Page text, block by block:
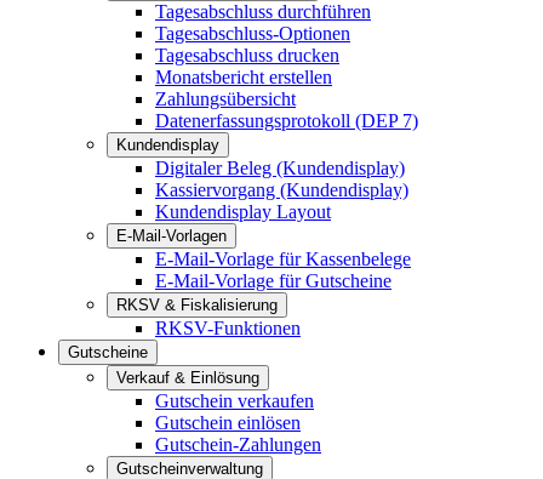
Tagesabschluss durchführen
Tagesabschluss-Optionen
Tagesabschluss drucken
Monatsbericht erstellen
Zahlungsübersicht
Datenerfassungsprotokoll (DEP 7)
Kundendisplay
Digitaler Beleg (Kundendisplay)
Kassiervorgang (Kundendisplay)
Kundendisplay Layout
E-Mail-Vorlagen
E-Mail-Vorlage für Kassenbelege
E-Mail-Vorlage für Gutscheine
RKSV & Fiskalisierung
RKSV-Funktionen
Gutscheine
Verkauf & Einlösung
Gutschein verkaufen
Gutschein einlösen
Gutschein-Zahlungen
Gutscheinverwaltung